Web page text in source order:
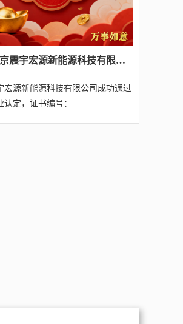
​恭喜北京震宇宏源新能源科技有限公司经我司代理成功通过2025年第四批北京高新技术企业认定（附名单）
宏源新能源科技有限公司成功通过
认定，证书编号：